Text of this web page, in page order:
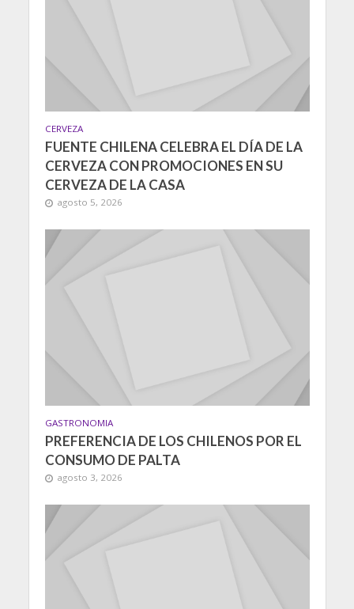
CERVEZA
FUENTE CHILENA CELEBRA EL DÍA DE LA
CERVEZA CON PROMOCIONES EN SU
CERVEZA DE LA CASA
agosto 5, 2026
GASTRONOMIA
PREFERENCIA DE LOS CHILENOS POR EL
CONSUMO DE PALTA
agosto 3, 2026